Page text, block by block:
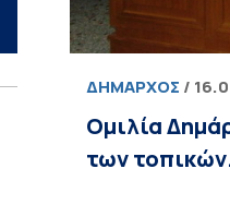
ΔΉΜΑΡΧΟΣ /
Ομιλία
των